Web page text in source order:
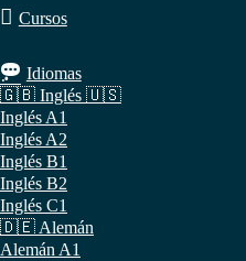
Cursos
Idiomas
🇬🇧 Inglés 🇺🇸
Inglés A1
Inglés A2
Inglés B1
Inglés B2
Inglés C1
🇩🇪 Alemán
Alemán A1